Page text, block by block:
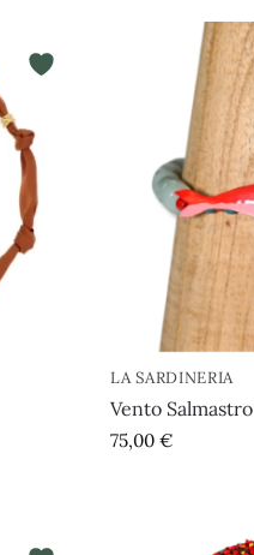
LA SARDINERIA
Vento Salmastro
75,00€